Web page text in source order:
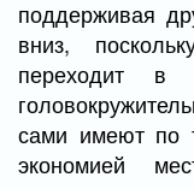
поддерживая
вниз,
переходит в
сами имеют по
экономией